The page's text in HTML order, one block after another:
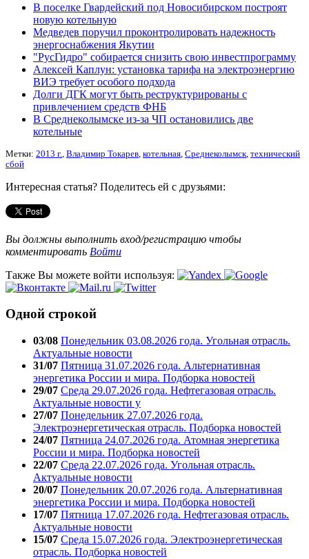
В поселке Гвардейский под Новосибирском построят
новую котельную
Медведев поручил проконтролировать надежность
энергоснабжения Якутии
"РусГидро" собирается снизить свою инвестпрограмму
Алексей Каплун: установка тарифа на электроэнергию
ВИЭ требует особого подхода
Долги ДГК могут быть реструктурированы с
привлечением средств ФНБ
В Среднеколымске из-за ЧП остановились две
котельные
Метки: 2013 г. Владимир Токарев котельная Среднеколымск технический
сбой
Интересная статья? Поделитесь ей с друзьями:
Вы должны выполнить вход/регистрацию чтобы
комментировать Войти
Также Вы можете войти используя:
Одной строкой
03/08 Понедельник 03.08.2026 года. Угольная отрасль.
Актуальные новости
31/07 Пятница 31.07.2026 года. Альтернативная
энергетика России и мира. Подборка новостей
29/07 Среда 29.07.2026 года. Нефтегазовая отрасль.
Актуальные новости у
27/07 Понедельник 27.07.2026 года.
Электроэнергетическая отрасль. Подборка новостей
24/07 Пятница 24.07.2026 года. Атомная энергетика
России и мира. Подборка новостей
22/07 Среда 22.07.2026 года. Угольная отрасль.
Актуальные новости
20/07 Понедельник 20.07.2026 года. Альтернативная
энергетика России и мира. Подборка новостей
17/07 Пятница 17.07.2026 года. Нефтегазовая отрасль.
Актуальные новости
15/07 Среда 15.07.2026 года. Электроэнергетическая
отрасль. Подборка новостей